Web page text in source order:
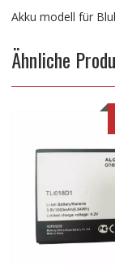
Akku modell für
Ähnliche